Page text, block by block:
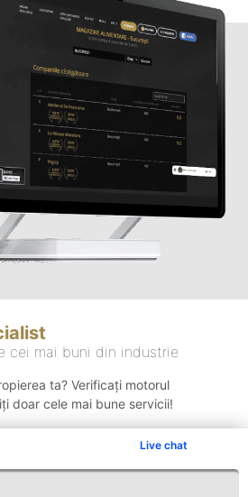
Live chat
cei mai buni din industrie
ta? Verificați motorul
doar cele mai bune servicii!